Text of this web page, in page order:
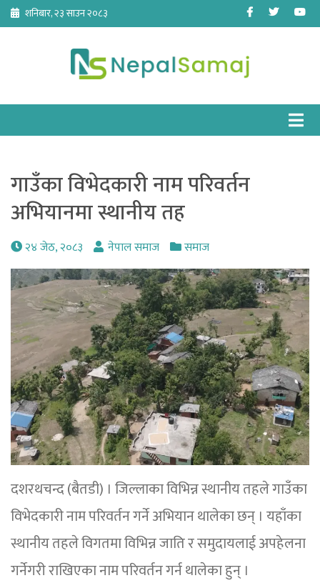
Skip
content
शनिबार, २३ साउन २०८३ Facebook
Twitter
गाउँका विभेदकारी नाम परिवर्तन
अभियानमा स्थानीय तह
२४ जेठ, २०८३ नेपाल समाज समाज
दशरथचन्द (बैतडी) । जिल्लाका विभिन्न स्थानीय तहले गाउँका
विभेदकारी नाम परिवर्तन गर्ने अभियान थालेका छन् । यहाँका
स्थानीय तहले विगतमा विभिन्न जाति र समुदायलाई अपहेलना
गर्नेगरी राखिएका नाम परिवर्तन गर्न थालेका हुन् ।